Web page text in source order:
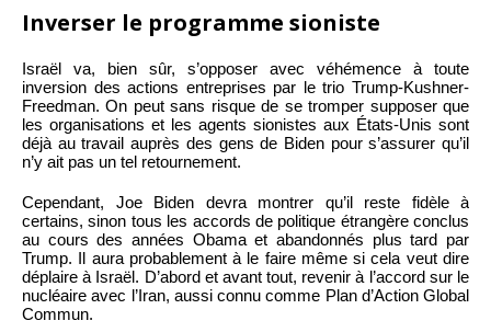
Inverser le programme sioniste
Israël va, bien sûr, s’opposer avec véhémence à toute
inversion des actions entreprises par le trio Trump-Kushner-
Freedman. On peut sans risque de se tromper supposer que
les organisations et les agents sionistes aux États-Unis sont
déjà au travail auprès des gens de Biden pour s’assurer qu’il
n’y ait pas un tel retournement.
Cependant, Joe Biden devra montrer qu’il reste fidèle à
certains, sinon tous les accords de politique étrangère conclus
au cours des années Obama et abandonnés plus tard par
Trump. Il aura probablement à le faire même si cela veut dire
déplaire à Israël. D’abord et avant tout, revenir à l’accord sur le
nucléaire avec l’Iran, aussi connu comme Plan d’Action Global
Commun.